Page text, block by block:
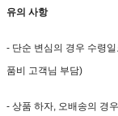
유의 사항
- 단순 변심의 경우 수령
품비 고객님 부담)
- 상품 하자, 오배송의 경